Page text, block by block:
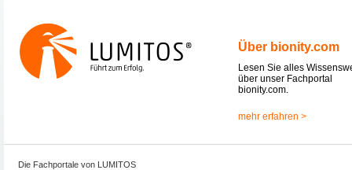
Über bionity.com
Lesen Sie alles
über unser Fachportal
bionity.com.
mehr erfahren >
Die Fachportale von LUMITOS